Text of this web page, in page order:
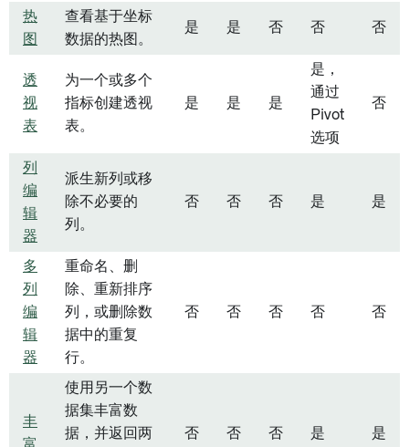
热
图
查看基于坐标
数据的热图。
是 是 否 否 否
透
视
表
为一个或多个
指标创建透视
表。
是 是 是
是，
通过
Pivot
选项
否
列
编
辑
器
派生新列或移
除不必要的
列。
否 否 否 是 是
多
列
编
辑
器
重命名、删
除、重新排序
列，或删除数
据中的重复
行。
否 否 否 否 否
丰
使用另一个数
据集丰富数
据，并返回两
否 否 否 是 是